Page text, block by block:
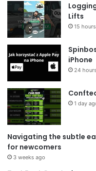
Lifts
15
iPhone
24
1 day
Navigating the subtle
for newcomers
3 weeks ago